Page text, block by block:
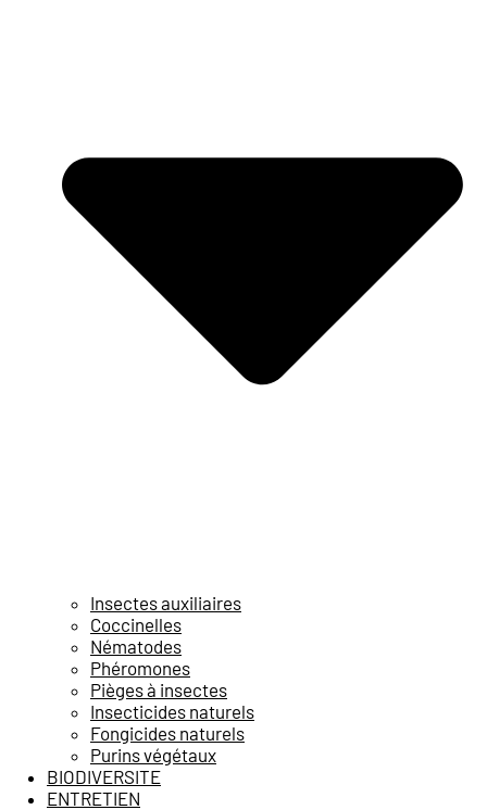
Insectes auxiliaires
Coccinelles
Nématodes
Phéromones
Pièges à insectes
Insecticides naturels
Fongicides naturels
Purins végétaux
BIODIVERSITE
ENTRETIEN